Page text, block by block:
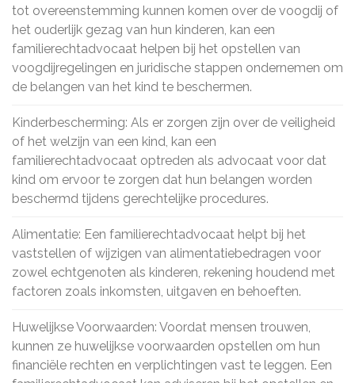
tot overeenstemming kunnen komen over de voogdij of
het ouderlijk gezag van hun kinderen, kan een
familierechtadvocaat helpen bij het opstellen van
voogdijregelingen en juridische stappen ondernemen om
de belangen van het kind te beschermen.
Kinderbescherming: Als er zorgen zijn over de veiligheid
of het welzijn van een kind, kan een
familierechtadvocaat optreden als advocaat voor dat
kind om ervoor te zorgen dat hun belangen worden
beschermd tijdens gerechtelijke procedures.
Alimentatie: Een familierechtadvocaat helpt bij het
vaststellen of wijzigen van alimentatiebedragen voor
zowel echtgenoten als kinderen, rekening houdend met
factoren zoals inkomsten, uitgaven en behoeften.
Huwelijkse Voorwaarden: Voordat mensen trouwen,
kunnen ze huwelijkse voorwaarden opstellen om hun
financiële rechten en verplichtingen vast te leggen. Een